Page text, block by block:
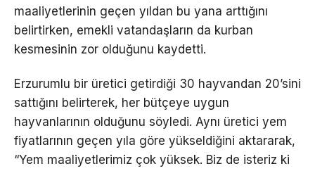
maaliyetlerinin geçen yıldan bu yana arttığını
belirtirken, emekli vatandaşların da kurban
kesmesinin zor olduğunu kaydetti.
Erzurumlu bir üretici getirdiği 30 hayvandan 20’sini
sattığını belirterek, her bütçeye uygun
hayvanlarının olduğunu söyledi. Aynı üretici yem
fiyatlarının geçen yıla göre yükseldiğini aktararak,
“Yem maaliyetlerimiz çok yüksek. Biz de isteriz ki